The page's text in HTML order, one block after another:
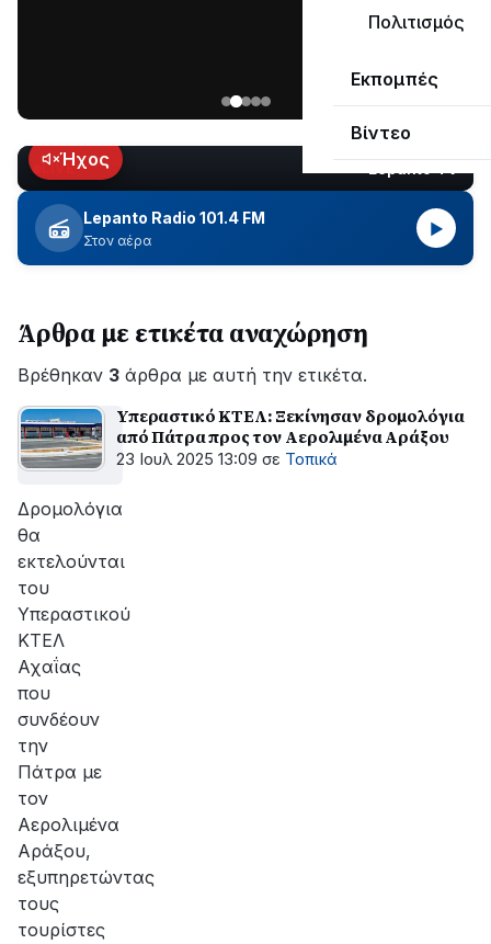
Πολιτισμός
Εκπομπές
Βίντεο
Κωτσανά
για
τα
μεγάλα
έργα
LIVEΉχος
Lepanto Radio 101.4 FM
Στον αέρα
▶
Άρθρα με ετικέτα αναχώρηση
Βρέθηκαν 3 άρθρα με αυτή την ετικέτα.
Υπεραστικό ΚΤΕΛ: Ξεκίνησαν δρομολόγια
από Πάτρα προς τον Αερολιμένα Αράξου
23 Ιουλ 2025 13:09 σε Τοπικά
Δρομολόγια
θα
εκτελούνται
του
Υπεραστικού
ΚΤΕΛ
Αχαΐας
που
συνδέουν
την
Πάτρα με
τον
Αερολιμένα
Αράξου,
εξυπηρετώντας
τους
τουρίστες